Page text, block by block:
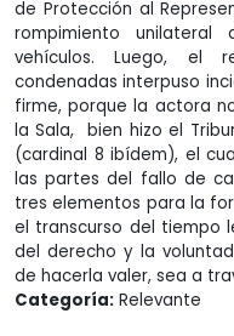
de Protección al
rompimiento
vehículos. Luego, el
condenadas interpuso
firme, porque la actora
la Sala, bien hizo el
(cardinal 8 ibídem), el
las partes del fallo de
tres elementos para la
el transcurso del tiempo
del derecho y la
de hacerla valer, sea a
Categoría: Relevante